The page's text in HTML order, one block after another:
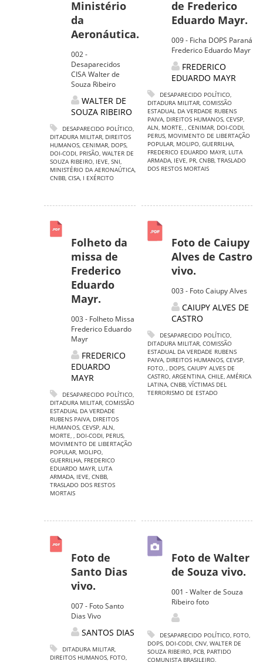
Ministério
da
Aeronáutica.
002 -
Desaparecidos
CISA Walter de
Souza Ribeiro
WALTER DE
SOUZA RIBEIRO
DESAPARECIDO POLÍTICO,
DITADURA MILITAR, DIREITOS
HUMANOS, CENIMAR, DOPS,
DOI-CODI, PRISÃO, WALTER DE
SOUZA RIBEIRO, IEVE, SNI,
MINISTÉRIO DA AERONAÚTICA,
CNBB, CISA, I EXÉRCITO
de Frederico
Eduardo Mayr.
009 - Ficha DOPS Paraná
Frederico Eduardo Mayr
FREDERICO
EDUARDO MAYR
DESAPARECIDO POLÍTICO,
DITADURA MILITAR, COMISSÃO
ESTADUAL DA VERDADE RUBENS
PAIVA, DIREITOS HUMANOS, CEVSP,
ALN, MORTE, , CENIMAR, DOI-CODI,
PERUS, MOVIMENTO DE LIBERTAÇÃO
POPULAR, MOLIPO, GUERRILHA,
FREDERICO EDUARDO MAYR, LUTA
ARMADA, IEVE, PR, CNBB, TRASLADO
DOS RESTOS MORTAIS
Folheto da
missa de
Frederico
Eduardo
Mayr.
003 - Folheto Missa
Frederico Eduardo
Mayr
FREDERICO
EDUARDO
MAYR
DESAPARECIDO POLÍTICO,
DITADURA MILITAR, COMISSÃO
ESTADUAL DA VERDADE
RUBENS PAIVA, DIREITOS
HUMANOS, CEVSP, ALN,
MORTE, , DOI-CODI, PERUS,
MOVIMENTO DE LIBERTAÇÃO
POPULAR, MOLIPO,
GUERRILHA, FREDERICO
EDUARDO MAYR, LUTA
ARMADA, IEVE, CNBB,
TRASLADO DOS RESTOS
MORTAIS
Foto de Caiupy
Alves de Castro
vivo.
003 - Foto Caiupy Alves
CAIUPY ALVES DE
CASTRO
DESAPARECIDO POLÍTICO,
DITADURA MILITAR, COMISSÃO
ESTADUAL DA VERDADE RUBENS
PAIVA, DIREITOS HUMANOS, CEVSP,
FOTO, , DOPS, CAIUPY ALVES DE
CASTRO, ARGENTINA, CHILE, AMÉRICA
LATINA, CNBB, VÍCTIMAS DEL
TERRORISMO DE ESTADO
Foto de
Santo Dias
vivo.
007 - Foto Santo
Dias Vivo
SANTOS DIAS
DITADURA MILITAR,
DIREITOS HUMANOS, FOTO,
Foto de Walter
de Souza vivo.
001 - Walter de Souza
Ribeiro foto
DESAPARECIDO POLÍTICO, FOTO,
DOPS, DOI-CODI, CNV, WALTER DE
SOUZA RIBEIRO, PCB, PARTIDO
COMUNISTA BRASILEIRO,